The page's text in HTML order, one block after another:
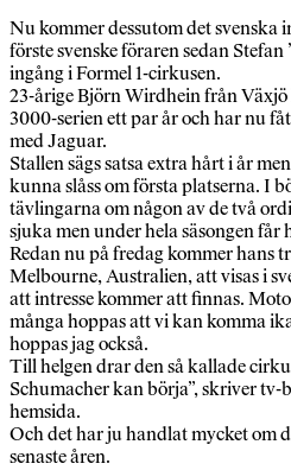
Nu kommer dessutom det svenska
förste svenske föraren sedan
ingång i Formel 1-cirkusen.
23-årige Björn Wirdhein från
3000-serien ett par år och har nu
med Jaguar.
Stallen sägs satsa extra hårt i år
kunna slåss om första platserna. I
tävlingarna om någon av de två
sjuka men under hela säsongen
Redan nu på fredag kommer hans
Melbourne, Australien, att visas i
att intresse kommer att finnas.
många hoppas att vi kan komma
hoppas jag också.
Till helgen drar den så kallade
Schumacher kan börja”, skriver tv-
hemsida.
Och det har ju handlat mycket om
senaste åren.